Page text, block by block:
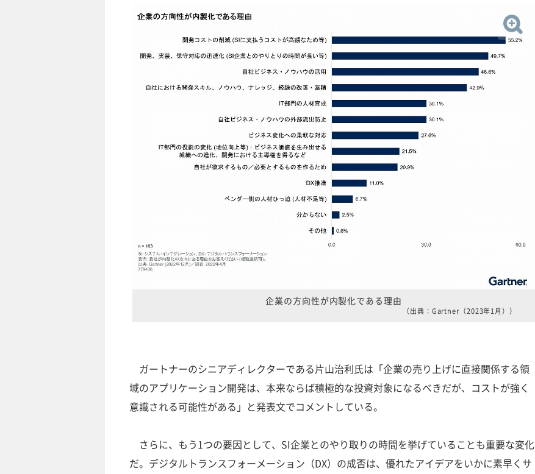
企業の方向性が内製化である理由
（出典：Gartner（2023年1月））
ガートナーのシニアディレクターである片山治利氏は「企業の売り上げに直接関係する領
域のアプリケーション開発は、本来ならば積極的な投資対象になるべきだが、コストが強く
意識される可能性がある」と発表文でコメントしている。
さらに、もう1つの要因として、SI企業とのやり取りの時間を挙げていることも重要な変化
だ。デジタルトランスフォーメーション（DX）の成否は、優れたアイデアをいかに素早くサ